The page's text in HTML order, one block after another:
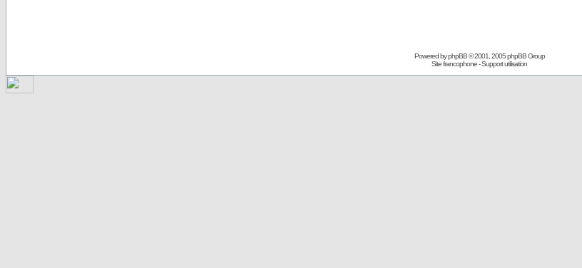
Powered byphpBB© 2001, 2005 phpBB Group
Site francophone-Support utilisation